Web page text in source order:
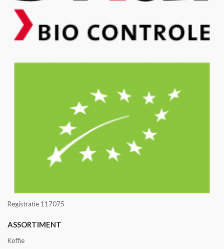
Registratie 117075
ASSORTIMENT
Koffie